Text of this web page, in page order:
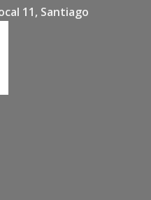
11, Santiago